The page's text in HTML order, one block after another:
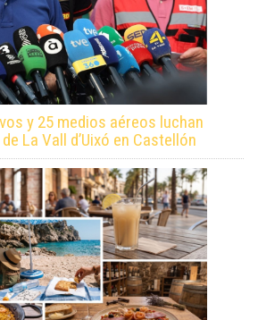
y 25 medios aéreos luchan
La Vall d’Uixó en Castellón